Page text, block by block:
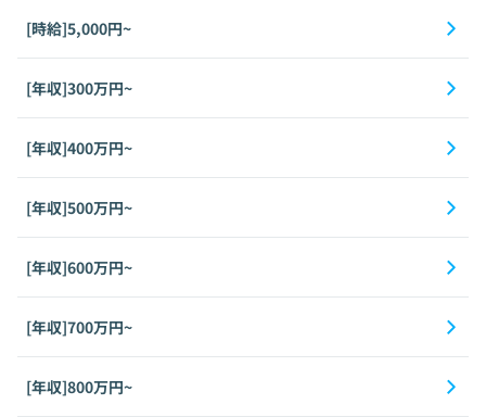
[時給]5,000円~
[年収]300万円~
[年収]400万円~
[年収]500万円~
[年収]600万円~
[年収]700万円~
[年収]800万円~